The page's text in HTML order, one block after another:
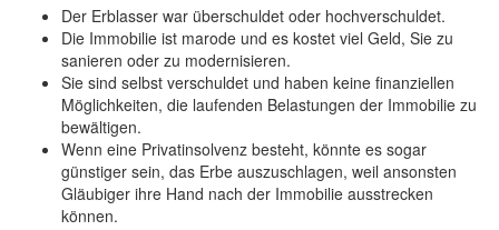
Der Erblasser war überschuldet oder hochverschuldet.
Die Immobilie ist marode und es kostet viel Geld, Sie zu
sanieren oder zu modernisieren.
Sie sind selbst verschuldet und haben keine finanziellen
Möglichkeiten, die laufenden Belastungen der Immobilie zu
bewältigen.
Wenn eine Privatinsolvenz besteht, könnte es sogar
günstiger sein, das Erbe auszuschlagen, weil ansonsten
Gläubiger ihre Hand nach der Immobilie ausstrecken
können.